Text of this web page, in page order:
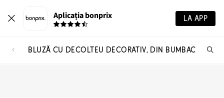
Aplicația bonprix LA APP
BLUZĂ CU DECOLTEU DECORATIV, DIN BUMBAC